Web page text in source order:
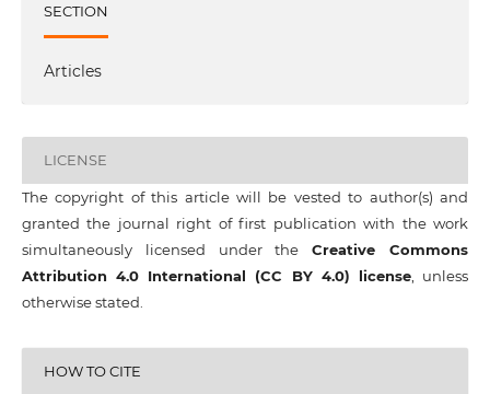
SECTION
Articles
LICENSE
The copyright of this article will be vested to author(s) and
granted the journal right of first publication with the work
simultaneously licensed under theCreative Commons
Attribution 4.0 International (CC BY 4.0) license, unless
otherwise stated.
HOW TO CITE